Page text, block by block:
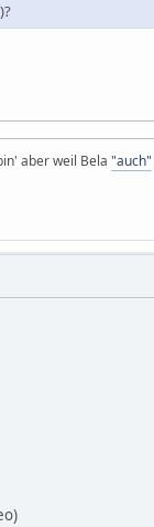
aber weil Bela "auch"